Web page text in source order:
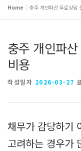
Home »충주 개인파산 무료상담
충주 개인파
비용
작성일자 2026-03-27
채무가 감당하기
고려하는 경우가